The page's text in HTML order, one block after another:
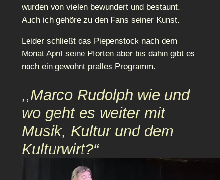
wurden von vielen bewundert und bestaunt.
Auch ich gehöre zu den Fans seiner Kunst.
Leider schließt das Piepenstock nach dem
Monat April seine Pforten aber bis dahin gibt es
noch ein gewohnt pralles Programm.
,,Marco Rudolph wie und
wo geht es weiter mit
Musik, Kultur und dem
Kulturwirt?“